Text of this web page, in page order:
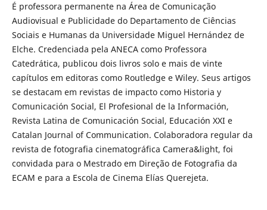
É professora permanente na Área de Comunicação
Audiovisual e Publicidade do Departamento de Ciências
Sociais e Humanas da Universidade Miguel Hernández de
Elche. Credenciada pela ANECA como Professora
Catedrática, publicou dois livros solo e mais de vinte
capítulos em editoras como Routledge e Wiley. Seus artigos
se destacam em revistas de impacto como Historia y
Comunicación Social, El Profesional de la Información,
Revista Latina de Comunicación Social, Educación XXI e
Catalan Journal of Communication. Colaboradora regular da
revista de fotografia cinematográfica Camera&light, foi
convidada para o Mestrado em Direção de Fotografia da
ECAM e para a Escola de Cinema Elías Querejeta.